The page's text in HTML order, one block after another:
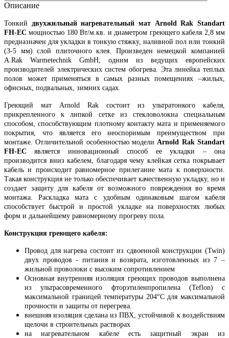
Описание
Тонкий двухжильный нагревательный мат Arnold Rak Standart
FH-EC мощностью 180 Вт/м.кв. и диаметром греющего кабеля 2,8 мм
предназначен для укладки в тонкую стяжку, наливной пол или тонкий
(3-5 мм) слой плиточного клея. Произведен немецкой компанией
A.Rak Warmetechnik GmbH, одним из ведущих европейских
производителей электрических систем обогрева. Эта линейка теплых
полов может применяться в самых разных помещениях –жилых,
офисных, подвальных, зимних садах.
Греющий мат Arnold Rak состоит из ультратонкого кабеля,
прикрепленного к липкой сетке из стекловолокна специальным
способом, способствующим плотному контакту мата и применяемого
покрытия, что является его неоспоримым преимуществом при
монтаже. Отличительной особенностью модели Arnold Rak Standart
FH-EC является инновационный способ ее укладки – она
производится вниз кабелем, благодаря чему клейкая сетка покрывает
кабель и происходит равномерное прилегание мата к поверхности.
Такая конструкция не только обеспечивает качественную укладку, но и
создает защиту для кабеля от возможного повреждения во время
монтажа. Раскладка мата с удобным одинаковым шагом кабеля
способствует быстрой и простой укладке на поверхностях любых
форм и дальнейшему равномерному прогреву пола.
Конструкция греющего кабеля:
Провод для нагрева состоит из сдвоенной конструкции (Twin)
двух проводов - питания и возврата, изготовленных из 7 –
жильной проволоки с высоким сопротивлением
Основная внутренняя изоляция греющих проводов выполнена
из ультрасовременного фторэтиленпропилена (Teflon) с
максимальной границей температуры 204°C для максимальной
прочности и защиты от перегрева.
внешняя изоляция сделана из ПВХ, устойчивой к воздействиям
щелочи в строительных растворах
на нагревательном кабеле есть защитный экран из